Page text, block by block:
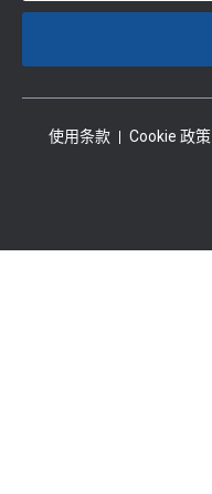
使用条款 Cookie 政策